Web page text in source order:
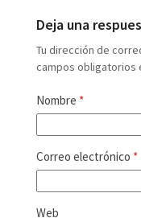
Deja una
Tu dirección de
campos obligatorios
Nombre *
Correo electrónico *
Web